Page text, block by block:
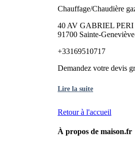
Chauffage/Chaudière
40 AV GABRIEL PERI
91700 Sainte-
+33169510717
Demandez votre devis
Lire la suite
Retour à l'accueil
À propos de maison.fr